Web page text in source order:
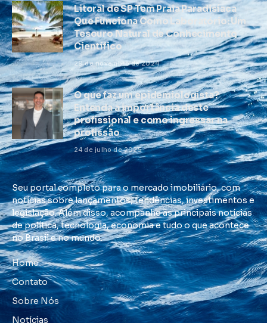
Litoral de SP Tem Praia Paradisíaca
Que Funciona Como Laboratório: Um
Tesouro Natural de Conhecimento
Científico
29 de novembro de 2024
O que faz um epidemiologista?
Entenda a importância deste
profissional e como ingressar na
profissão
24 de julho de 2025
Seu portal completo para o mercado imobiliário, com
notícias sobre lançamentos, tendências, investimentos e
legislação. Além disso, acompanhe as principais notícias
de política, tecnologia, economia e tudo o que acontece
no Brasil e no mundo.
Home
Contato
Sobre Nós
Notícias